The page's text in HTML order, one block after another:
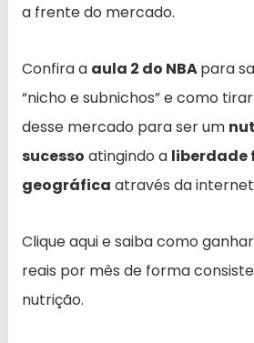
a frente do mercado.
Confira a aula 2 do NBApara
“nicho e subnichos” e como
desse mercado para ser um
sucesso atingindo a liberdade
geográfica através da
Clique aqui e saiba como
reais por mês de forma
nutrição.